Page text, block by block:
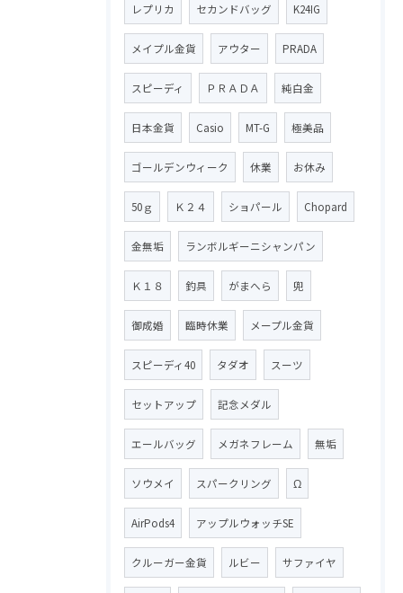
レプリカ セカンドバッグ K24IG
メイプル金貨 アウター PRADA
スピーディ ＰＲＡＤＡ 純白金
日本金貨 Casio MT-G 極美品
ゴールデンウィーク 休業 お休み
50ｇ Ｋ２４ ショパール Chopard
金無垢 ランボルギーニシャンパン
Ｋ１８ 釣具 がまへら 兜
御成婚 臨時休業 メープル金貨
スピーディ40 タダオ スーツ
セットアップ 記念メダル
エールバッグ メガネフレーム 無垢
ソウメイ スパークリング Ω
AirPods4 アップルウォッチSE
クルーガー金貨 ルビー サファイヤ